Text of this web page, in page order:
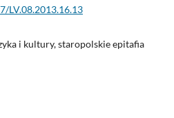
LV.08.2013.16.13
i kultury, staropolskie epitafia